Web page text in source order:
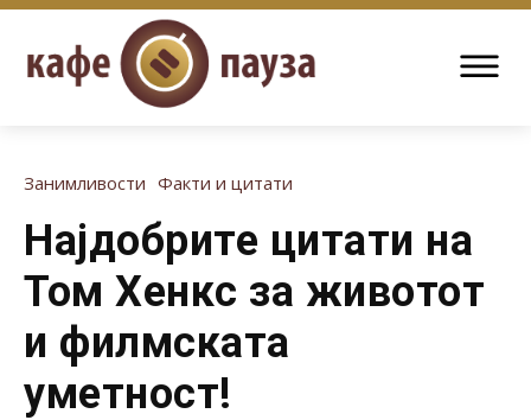
Занимливости Факти и цитати
Најдобрите цитати на
Том Хенкс за животот
и филмската
уметност!